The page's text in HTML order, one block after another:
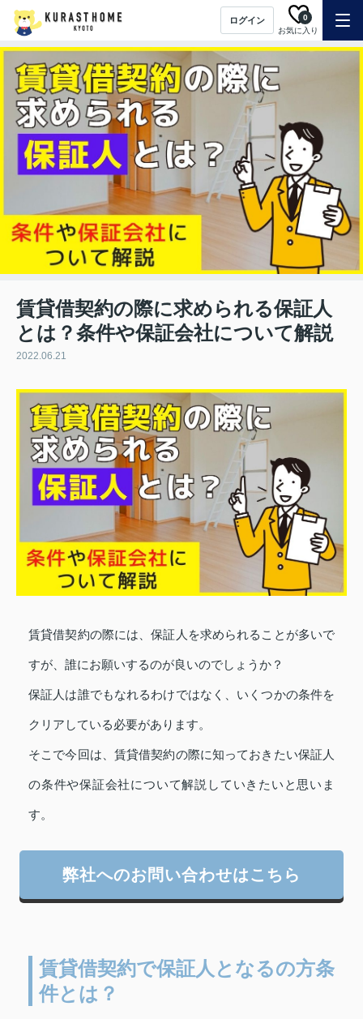
ログイン
お気に入り
0
賃貸借契約の際に求められる保証人
とは？条件や保証会社について解説
2022.06.21
賃貸借契約の際には、保証人を求められることが多いで
すが、誰にお願いするのが良いのでしょうか？
保証人は誰でもなれるわけではなく、いくつかの条件を
クリアしている必要があります。
そこで今回は、賃貸借契約の際に知っておきたい保証人
の条件や保証会社について解説していきたいと思いま
す。
弊社へのお問い合わせはこちら
賃貸借契約で保証人となるの方条
件とは？